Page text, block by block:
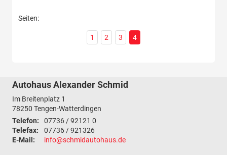
Seiten:
1 2 3 4
Autohaus Alexander Schmid
Im Breitenplatz 1
78250 Tengen-Watterdingen
Telefon:
07736 / 92121 0
Telefax:
07736 / 921326
E-Mail:
info@schmidautohaus.de